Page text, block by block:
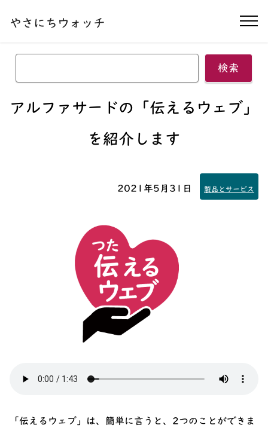
やさにちウォッチ ナ
検索
アルファサードの 「伝えるウェブ」
を紹介します
2021年5月31日 製品とサービス
「伝えるウェブ」は、簡単に言うと、2つのことができま